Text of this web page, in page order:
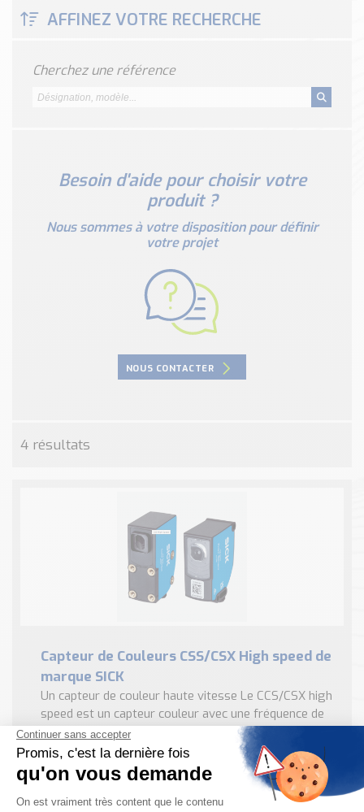
Classé par marque
SCHMERSAL
Nos outils et simulateurs
Téléchargement (Logiciels, Documents,..)
Formulaire sonde température
Convertisseur de pression
Formulaire Débitmètre
Calculateur maintien en température
Calculateur Chauffage/Liquide/Gaz
AFFINEZ VOTRE RECHERCHE
Cherchez une référence
Besoin d'aide pour choisir votre
produit ?
Nous sommes à votre disposition pour définir
votre projet
NOUS CONTACTER
4 résultats
Capteur de Couleurs CSS/CSX High speed de
marque SICK
Un capteur de couleur haute vitesse Le CCS/CSX high
speed est un capteur couleur avec une fréquence de
commutation très élevée. Il est capable d’éditer les
valeurs de couleurs et ...
EN SAVOIR PLUS